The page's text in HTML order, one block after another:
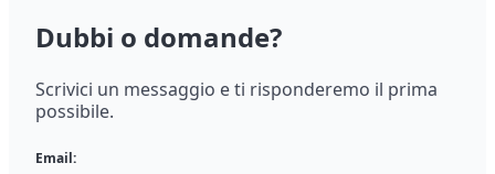
Dubbi o domande?
Scrivici un messaggio e ti risponderemo il prima
possibile.
Email: